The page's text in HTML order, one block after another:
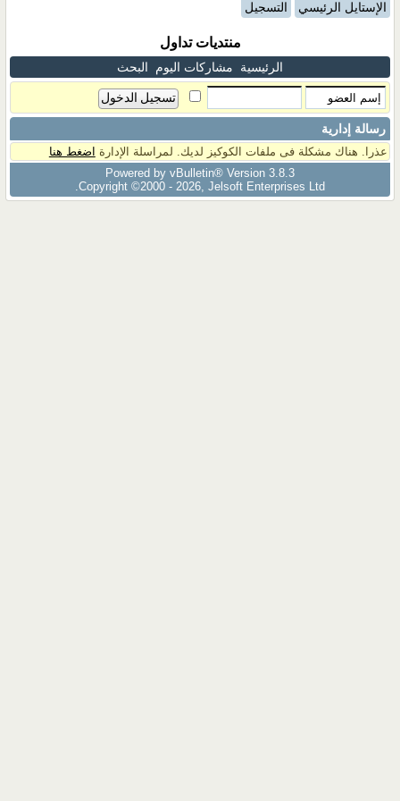
الإستايل الرئيسي التسجيل
منتديات تداول
الرئيسية مشاركات اليوم البحث
رسالة إدارية
عذرا. هناك مشكلة فى ملفات الكوكيز لديك. لمراسلة الإدارة اضغط هنا
Powered by vBulletin® Version 3.8.3
Copyright ©2000 - 2026, Jelsoft Enterprises Ltd.